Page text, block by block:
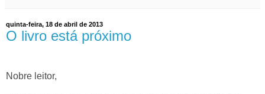
quinta-feira, 18 de abril de 2013
O livro está próximo
Nobre leitor,